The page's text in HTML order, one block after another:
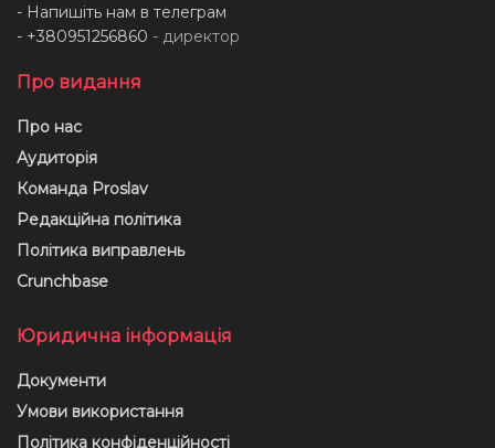
- Напишіть нам в телеграм
- +380951256860 - директор
Про видання
Про нас
Аудиторія
Команда Proslav
Редакційна політика
Політика виправлень
Crunchbase
Юридична інформація
Документи
Умови використання
Політика конфіденційності